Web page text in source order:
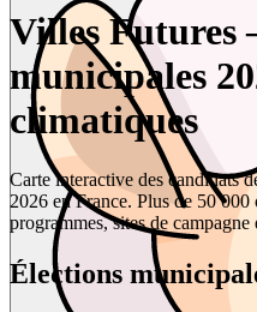
Villes
municipales
climatiques
Carte interactive des candidats
2026 en France. Plus de 50 000
programmes, sites de
Élections